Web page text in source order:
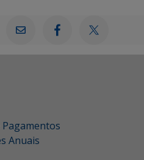
Anuais